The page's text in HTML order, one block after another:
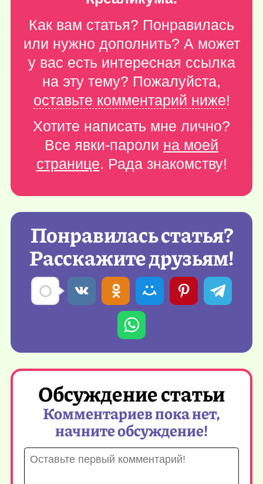
Как вам статья? Понравилась
или нужно дополнить? А может
у вас есть интересная ссылка
на эту тему? Пожалуйста,
оставьте комментарий ниже!
Хотите написать мне лично?
Все явки-пароли на моей
странице. Рада знакомству!
Понравилась статья?
Расскажите друзьям!
Обсуждение статьи
Комментариев пока нет,
начните обсуждение!